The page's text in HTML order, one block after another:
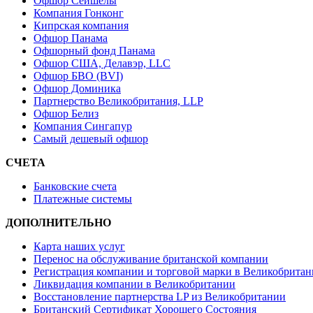
Компания Гонконг
Кипрская компания
Офшор Панама
Офшорный фонд Панама
Офшор США, Делавэр, LLC
Офшор БВО (BVI)
Офшор Доминика
Партнерство Великобритания, LLP
Офшор Белиз
Компания Сингапур
Самый дешевый офшор
СЧЕТА
Банковские счета
Платежные системы
ДОПОЛНИТЕЛЬНО
Карта наших услуг
Перенос на обслуживание британской компании
Регистрация компании и торговой марки в
Ликвидация компании в Великобритании
Восстановление партнерства LP из Великобритании
Британский Сертификат Хорошего Состояния